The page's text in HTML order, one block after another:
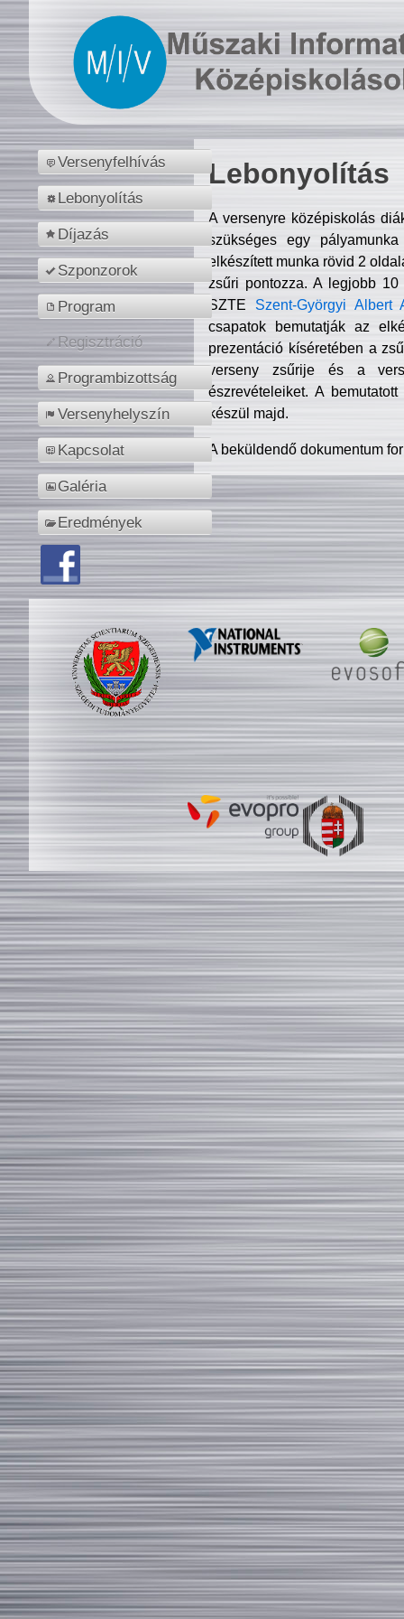
Versenyfelhívás
Lebonyolítás
Díjazás
Szponzorok
Program
Regisztráció
Programbizottság
Versenyhelyszín
Kapcsolat
Galéria
Eredmények
Lebonyolítás
A versenyre középiskolás
szükséges egy
elkészített munka rövid 2
zsűri pontozza. A legjobb
SZTE Szent-Györgyi Albert
csapatok bemutatják az
prezentáció kíséretében a
verseny zsűrije és a
észrevételeiket. A
készül majd.
A beküldendő dokumentum